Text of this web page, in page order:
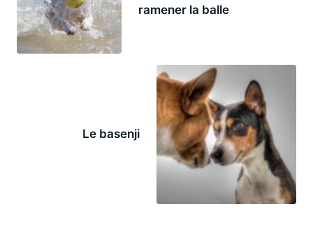
ramener la balle
Le basenji